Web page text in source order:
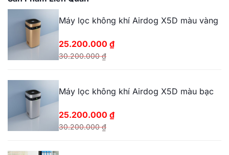
Máy lọc không khí Airdog X5D màu vàng
30.200.000₫
gốc
là:
25.200.000 ₫
hiện
tại
25.200.000 ₫.
Máy lọc không khí Airdog X5D màu bạc
30.200.000₫
gốc
25.200.000 ₫
hiện